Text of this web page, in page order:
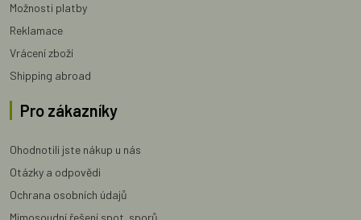
Možnosti platby
Reklamace
Vrácení zboží
Shipping abroad
Pro zákazníky
Ohodnotili jste nákup u nás
Otázky a odpovědi
Ochrana osobních údajů